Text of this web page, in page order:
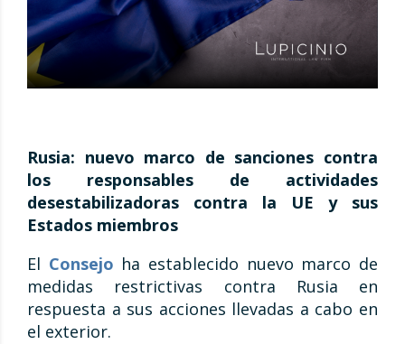
Rusia: nuevo marco de sanciones contra
los responsables de actividades
desestabilizadoras contra la UE y sus
Estados miembros
El Consejo ha establecido nuevo marco de
medidas restrictivas contra Rusia en
respuesta a sus acciones llevadas a cabo en
el exterior.